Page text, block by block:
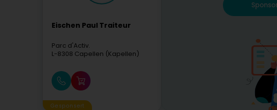
Eischen Paul Traiteur
Parc d'Activ.
L-8308 Capellen (Kapellen)
Gesponsert